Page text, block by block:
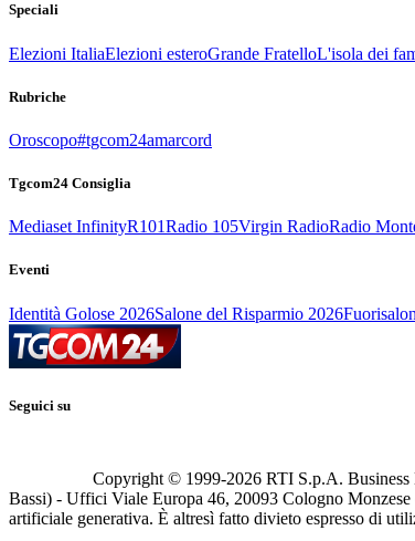
Speciali
Elezioni ItaliaElezioni esteroGrande FratelloL'isola dei
Rubriche
Oroscopo#tgcom24amarcord
Tgcom24 Consiglia
Mediaset InfinityR101Radio 105Virgin RadioRadio
Eventi
Identità Golose 2026Salone del Risparmio 2026
Seguici su
Copyright © 1999-2026 RTI S.p.A. Business
Bassi) - Uffici Viale Europa 46, 20093 Cologno
artificiale generativa. È altresì fatto divieto espresso di